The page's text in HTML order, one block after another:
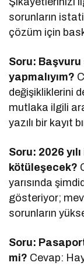
sorunların
çözüm için
Soru:
yapmalıyım?
değişikliklerini
mutlaka ilgili
yazılı bir kayıt
Soru: 2026
kötüleşecek?
yarısında
gösteriyor;
sorunların
Soru:
mi? Cevap: